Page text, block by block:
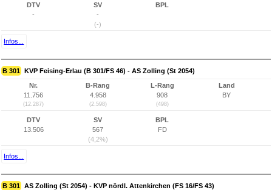
DTV
-
SV
-
(-)
BPL
Infos...
B 301 KVP Feising-Erlau (B 301/FS 46) - AS Zolling (St 2054)
Nr.
11.756
(12.287)
B-Rang
4.958
(2.598)
L-Rang
908
(498)
Land
BY
DTV
13.506
SV
567
(4,2%)
BPL
FD
Infos...
B 301 AS Zolling (St 2054) - KVP nördl. Attenkirchen (FS 16/FS 43)